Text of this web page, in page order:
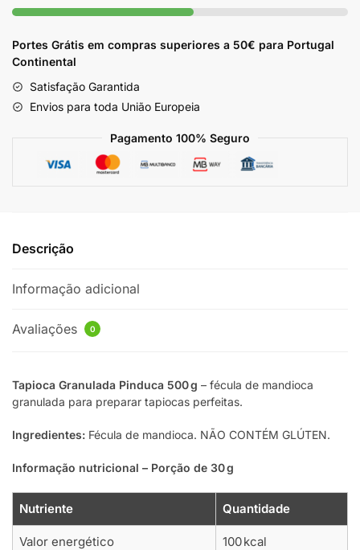
Portes Grátis em compras superiores a 50€ para Portugal
Continental
Satisfação Garantida
Envios para toda União Europeia
Pagamento 100% Seguro
Descrição
Informação adicional
Avaliações 0
Tapioca Granulada Pinduca 500 g – fécula de mandioca
granulada para preparar tapiocas perfeitas.
Ingredientes: Fécula de mandioca. NÃO CONTÉM GLÚTEN.
Informação nutricional – Porção de 30 g
Nutriente Quantidade
Valor energético 100 kcal